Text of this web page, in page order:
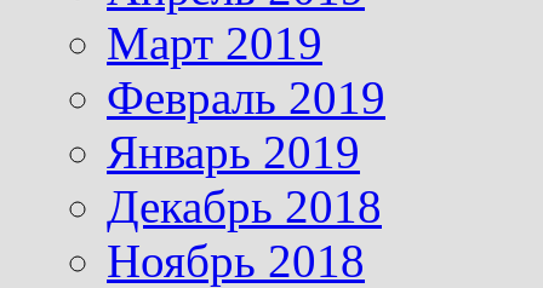
Март 2019
Февраль 2019
Январь 2019
Декабрь 2018
Ноябрь 2018